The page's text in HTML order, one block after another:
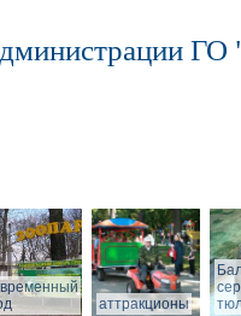
ГО
аттракционы